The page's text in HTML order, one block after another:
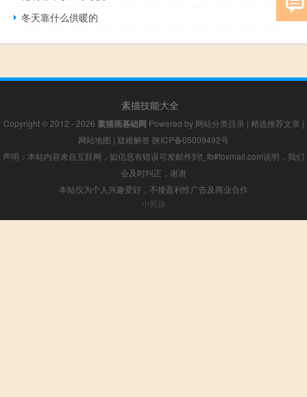
冬天靠什么供暖的
素描技能大全
Copyright © 2012 - 2026 素描画基础网 Powered by 网站分类目录 | 精选推荐文章 |
网站地图 | 疑难解答 陕ICP备05009492号
声明：本站内容来自互联网，如信息有错误可发邮件到f_fb#foxmail.com说明，我们
会及时纠正，谢谢
本站仅为个人兴趣爱好，不接盈利性广告及商业合作
小男孩